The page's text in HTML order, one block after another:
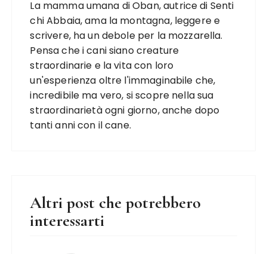
La mamma umana di Oban, autrice di Senti
chi Abbaia, ama la montagna, leggere e
scrivere, ha un debole per la mozzarella.
Pensa che i cani siano creature
straordinarie e la vita con loro
un'esperienza oltre l'immaginabile che,
incredibile ma vero, si scopre nella sua
straordinarietà ogni giorno, anche dopo
tanti anni con il cane.
Altri post che potrebbero
interessarti